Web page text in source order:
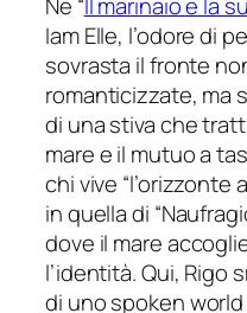
Ne “Il marinaio e la
Iam Elle, l’odore di
sovrasta il fronte
romanticizzate, ma
di una stiva che
mare e il mutuo a
chi vive “l’orizzonte
in quella di
dove il mare
l’identità. Qui, Rigo
di uno spoken